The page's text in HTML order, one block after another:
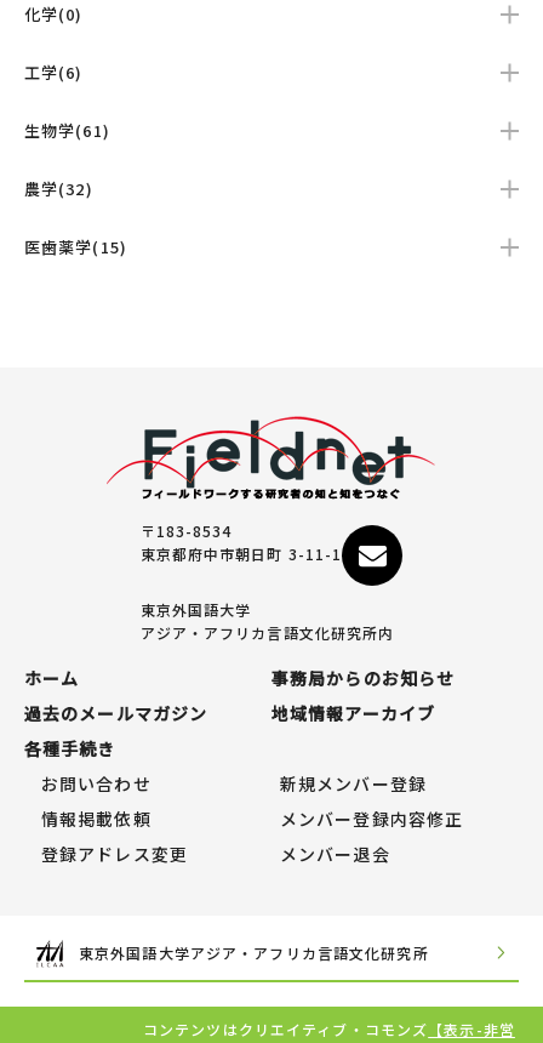
化学(0)
工学(6)
生物学(61)
農学(32)
医歯薬学(15)
〒183-8534
東京都府中市朝日町 3-11-1
東京外国語大学
アジア・アフリカ言語文化研究所内
ホーム
事務局からのお知らせ
過去のメールマガジン
地域情報アーカイブ
各種手続き
お問い合わせ
新規メンバー登録
情報掲載依頼
メンバー登録内容修正
登録アドレス変更
メンバー退会
東京外国語大学アジア・アフリカ言語文化研究所
コンテンツはクリエイティブ・コモンズ 【表示-非営